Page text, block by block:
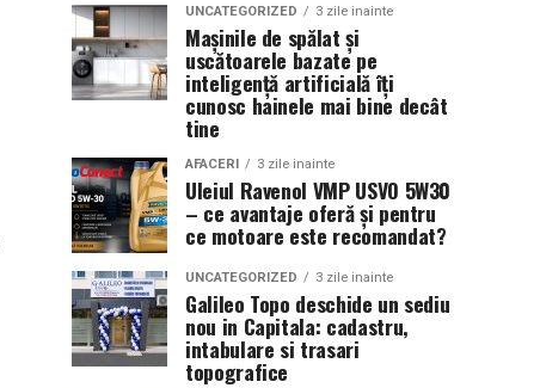
UNCATEGORIZED 3 zile inainte
Mașinile de spălat și
uscătoarele bazate pe
inteligență artificială îți
cunosc hainele mai bine decât
tine
AFACERI 3 zile inainte
Uleiul Ravenol VMP USVO 5W30
– ce avantaje oferă și pentru
ce motoare este recomandat?
UNCATEGORIZED 3 zile inainte
Galileo Topo deschide un sediu
nou in Capitala: cadastru,
intabulare si trasari
topografice